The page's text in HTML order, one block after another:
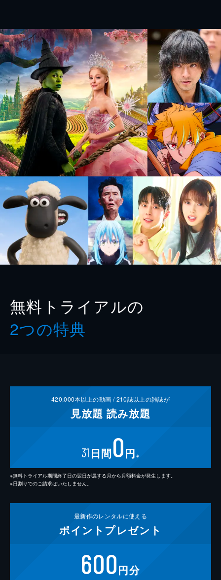
無料トライアルの
2つの特典
420,000本以上の動画 /210誌以上の雑誌が
見放題 読み放題
31 日間0円 ※
※無料トライアル期間終了日の翌日が属する月から月額料金が発生します。
※日割りでのご請求はいたしません。
最新作のレンタルに使える
ポイント プレゼント
600円分